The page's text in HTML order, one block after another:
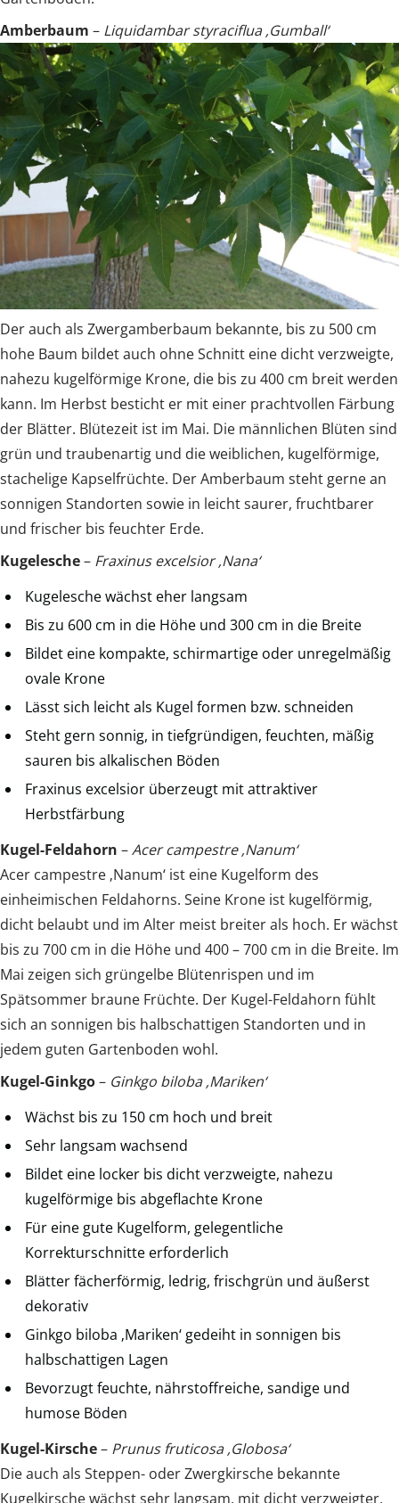
Amberbaum – Liquidambar styraciflua ‚Gumball‘
Der auch als Zwergamberbaum bekannte, bis zu 500 cm
hohe Baum bildet auch ohne Schnitt eine dicht verzweigte,
nahezu kugelförmige Krone, die bis zu 400 cm breit werden
kann. Im Herbst besticht er mit einer prachtvollen Färbung
der Blätter. Blütezeit ist im Mai. Die männlichen Blüten sind
grün und traubenartig und die weiblichen, kugelförmige,
stachelige Kapselfrüchte. Der Amberbaum steht gerne an
sonnigen Standorten sowie in leicht saurer, fruchtbarer
und frischer bis feuchter Erde.
Kugelesche– Fraxinus excelsior ‚Nana‘
Kugelesche wächst eher langsam
Bis zu 600 cm in die Höhe und 300 cm in die Breite
Bildet eine kompakte, schirmartige oder unregelmäßig
ovale Krone
Lässt sich leicht als Kugel formen bzw. schneiden
Steht gern sonnig, in tiefgründigen, feuchten, mäßig
sauren bis alkalischen Böden
Fraxinus excelsior überzeugt mit attraktiver
Herbstfärbung
Kugel-Feldahorn –Acer campestre ‚Nanum‘
Acer campestre ‚Nanum‘ ist eine Kugelform des
einheimischen Feldahorns. Seine Krone ist kugelförmig,
dicht belaubt und im Alter meist breiter als hoch. Er wächst
bis zu 700 cm in die Höhe und 400 – 700 cm in die Breite. Im
Mai zeigen sich grüngelbe Blütenrispen und im
Spätsommer braune Früchte. Der Kugel-Feldahorn fühlt
sich an sonnigen bis halbschattigen Standorten und in
jedem guten Gartenboden wohl.
Kugel-Ginkgo– Ginkgo biloba ‚Mariken‘
Wächst bis zu 150 cm hoch und breit
Sehr langsam wachsend
Bildet eine locker bis dicht verzweigte, nahezu
kugelförmige bis abgeflachte Krone
Für eine gute Kugelform, gelegentliche
Korrekturschnitte erforderlich
Blätter fächerförmig, ledrig, frischgrün und äußerst
dekorativ
Ginkgo biloba ‚Mariken‘ gedeiht in sonnigen bis
halbschattigen Lagen
Bevorzugt feuchte, nährstoffreiche, sandige und
humose Böden
Kugel-Kirsche– Prunus fruticosa ‚Globosa‘
Die auch als Steppen- oder Zwergkirsche bekannte
Kugelkirsche wächst sehr langsam, mit dicht verzweigter,